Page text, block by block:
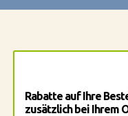
Rabatte auf Ihre
zusätzlich bei Ihrem